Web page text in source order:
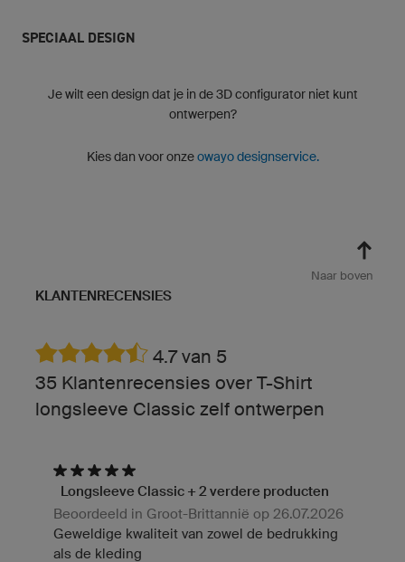
SPECIAAL DESIGN
Je wilt een design dat je in de 3D configurator niet kunt
ontwerpen?
Kies dan voor onzeowayo designservice.
Naar boven
KLANTENRECENSIES
4.7 van 5
35 Klantenrecensies over T-Shirt
longsleeve Classic zelf ontwerpen
Longsleeve Classic + 2 verdere producten
Beoordeeld in Groot-Brittannië op 26.07.2026
Geweldige kwaliteit van zowel de bedrukking
als de kleding